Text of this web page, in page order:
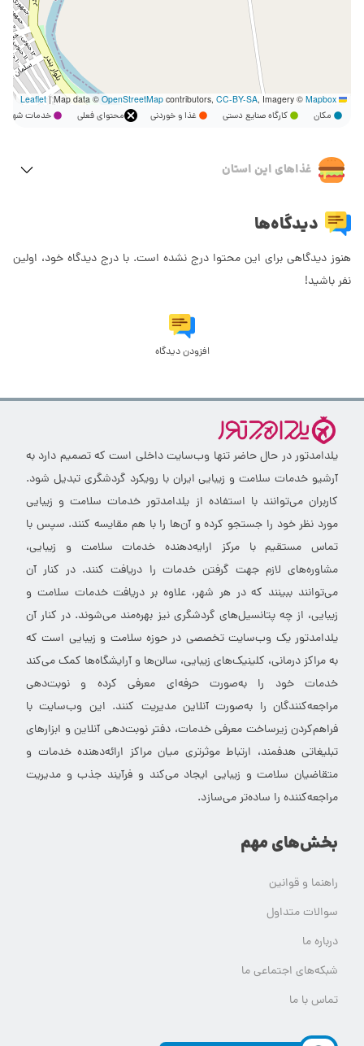
Leaflet
|Map data © OpenStreetMapcontributors, CC-BY-SA, Imagery © Mapbox
مکان کارگاه صنایع دستی غذا و خوردنی محتوای فعلی خدمات
غذاهای این استان
دیدگاه‌ها
هنوز دیدگاهی برای این محتوا درج نشده است. با درج دیدگاه خود، اولین
نفر باشید!
افزودن دیدگاه
یلدامدتور در حال حاضر تنها وب‌سایت داخلی است که تصمیم دارد به
آرشیو خدمات سلامت و زیبایی ایران با رویکرد گردشگری تبدیل شود.
کاربران می‌توانند با استفاده از یلدامدتور خدمات سلامت و زیبایی
مورد نظر خود را جستجو کرده و آن‌ها را با هم مقایسه کنند. سپس با
تماس مستقیم با مرکز ارایه‌دهنده خدمات سلامت و زیبایی،
مشاوره‌های لازم جهت گرفتن خدمات را دریافت کنند. در کنار آن
می‌توانند ببینند که در هر شهر، علاوه بر دریافت خدمات سلامت و
زیبایی، از چه پتانسیل‌های گردشگری نیز بهره‌مند می‌شوند. در کنار آن
یلدامدتور یک وب‌سایت تخصصی در حوزه سلامت و زیبایی است که
به مراکز درمانی، کلینیک‌های زیبایی، سالن‌ها و آرایشگاه‌ها کمک می‌کند
خدمات خود را به‌صورت حرفه‌ای معرفی کرده و نوبت‌دهی
مراجعه‌کنندگان را به‌صورت آنلاین مدیریت کنند. این وب‌سایت با
فراهم‌کردن زیرساخت معرفی خدمات، دفتر نوبت‌دهی آنلاین و ابزارهای
تبلیغاتی هدفمند، ارتباط موثرتری میان مراکز ارائه‌دهنده خدمات و
متقاضیان سلامت و زیبایی ایجاد می‌کند و فرآیند جذب و مدیریت
مراجعه‌کننده را ساده‌تر می‌سازد.
بخش‌های مهم
راهنما و قوانین
سوالات متداول
درباره ما
شبکه‌های اجتماعی ما
تماس با ما